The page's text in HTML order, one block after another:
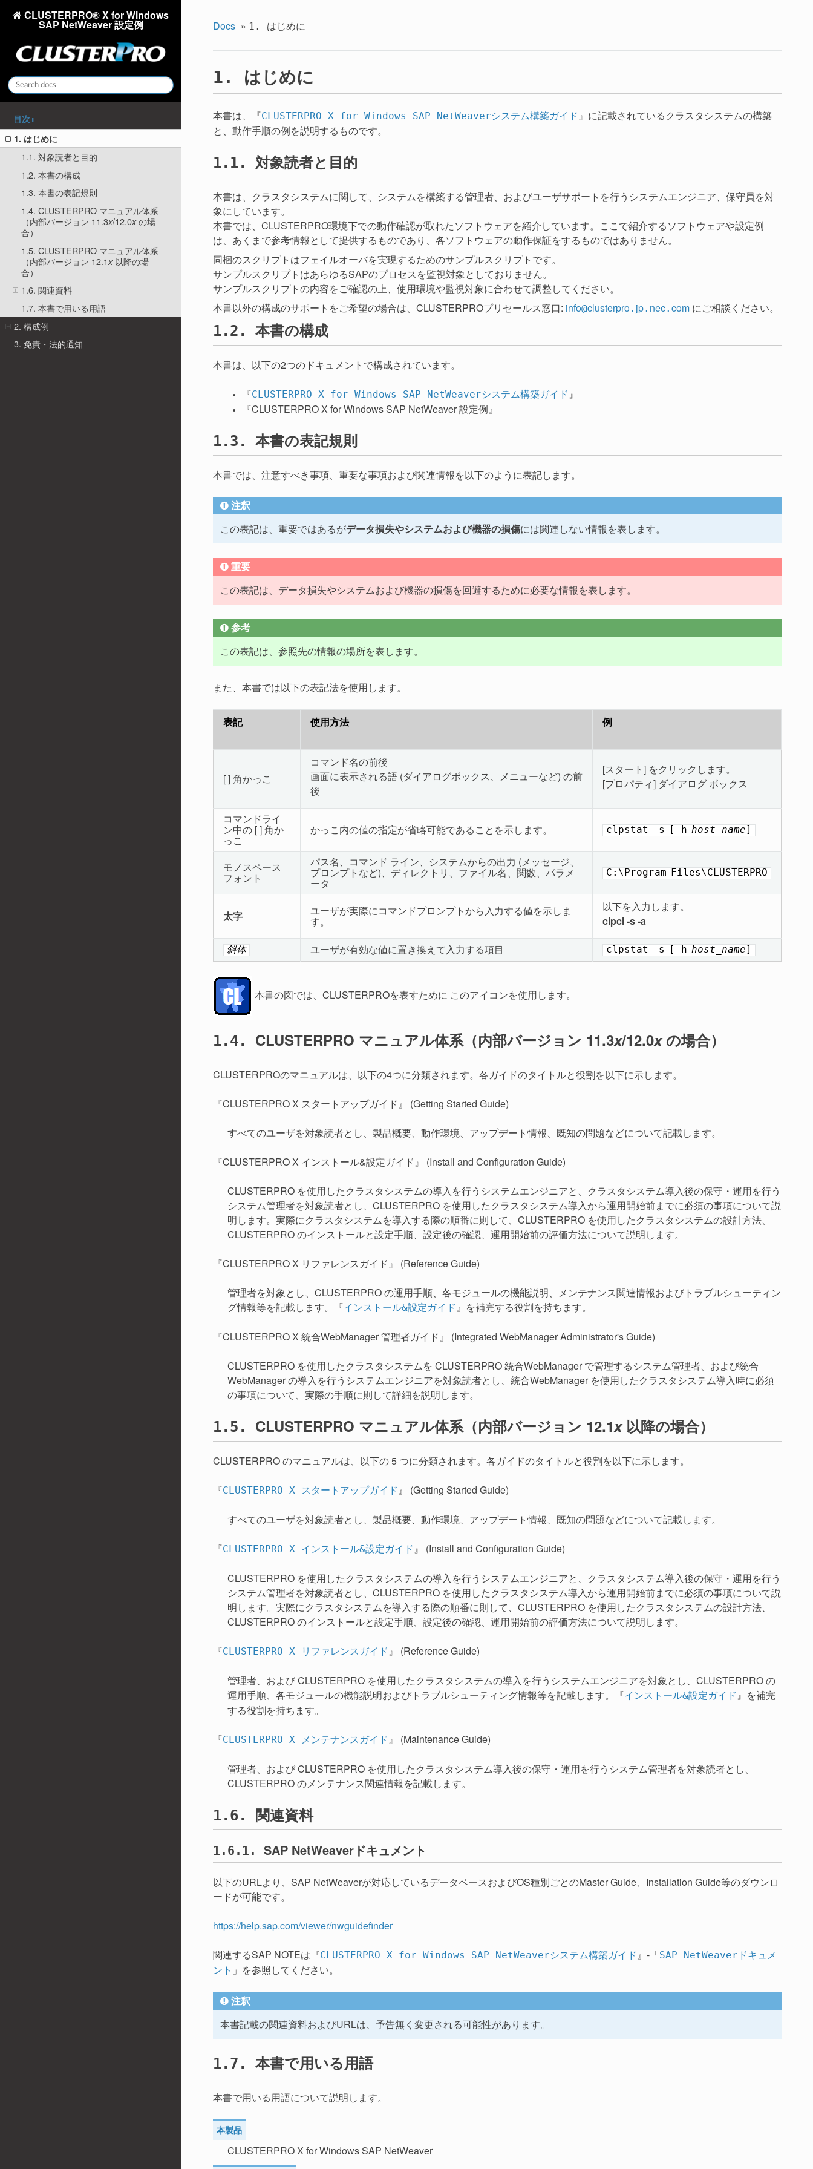
CLUSTERPRO® X for Windows
SAP NetWeaver 設定例
目次:
1. はじめに
1.1. 対象読者と目的
1.2. 本書の構成
1.3. 本書の表記規則
1.4. CLUSTERPRO マニュアル体系
（内部バージョン 11.3x/12.0xの場
合）
1.5. CLUSTERPRO マニュアル体系
（内部バージョン 12.1x以降の場
合）
1.6. 関連資料
1.7. 本書で用いる用語
2. 構成例
3. 免責・法的通知
Docs » 1. はじめに
1. はじめに
本書は、『CLUSTERPRO X for Windows SAP NetWeaverシステム構築ガイド 』に記載されているクラスタシステムの構築
と、動作手順の例を説明するものです。
1.1. 対象読者と目的
本書は、クラスタシステムに関して、システムを構築する管理者、およびユーザサポートを行うシステムエンジニア、保守員を対
象にしています。
本書では、CLUSTERPRO環境下での動作確認が取れたソフトウェアを紹介しています。ここで紹介するソフトウェアや設定例
は、あくまで参考情報として提供するものであり、各ソフトウェアの動作保証をするものではありません。
同梱のスクリプトはフェイルオーバを実現するためのサンプルスクリプトです。
サンプルスクリプトはあらゆるSAPのプロセスを監視対象としておりません。
サンプルスクリプトの内容をご確認の上、使用環境や監視対象に合わせて調整してください。
本書以外の構成のサポートをご希望の場合は、CLUSTERPROプリセールス窓口: info@clusterpro. jp. nec. comにご相談ください。
1.2. 本書の構成
本書は、以下の2つのドキュメントで構成されています。
『CLUSTERPRO X for Windows SAP NetWeaverシステム構築ガイド 』
『CLUSTERPRO X for Windows SAP NetWeaver 設定例』
1.3. 本書の表記規則
本書では、注意すべき事項、重要な事項および関連情報を以下のように表記します。
注釈
この表記は、重要ではあるがデータ損失やシステムおよび機器の損傷には関連しない情報を表します。
重要
この表記は、データ損失やシステムおよび機器の損傷を回避するために必要な情報を表します。
参考
この表記は、参照先の情報の場所を表します。
また、本書では以下の表記法を使用します。
表記 使用方法 例
[ ] 角かっこ
コマンド名の前後
画面に表示される語 (ダイアログボックス、メニューなど) の前
後
[スタート] をクリックします。
[プロパティ] ダイアログ ボックス
コマンドライ
ン中の [ ] 角か
っこ
かっこ内の値の指定が省略可能であることを示します。 clpstat -s [-h host_name]
モノスペース
フォント
パス名、コマンド ライン、システムからの出力 (メッセージ、
プロンプトなど)、ディレクトリ、ファイル名、関数、パラメ
ータ
C:\Program Files\CLUSTERPRO
太字 ユーザが実際にコマンドプロンプトから入力する値を示しま
す。
以下を入力します。
clpcl -s -a
斜体 ユーザが有効な値に置き換えて入力する項目 clpstat -s [-h host_name]
本書の図では、CLUSTERPROを表すために このアイコンを使用します。
1.4. CLUSTERPRO マニュアル体系（内部バージョン 11.3x/12.0xの場合）
CLUSTERPROのマニュアルは、以下の4つに分類されます。各ガイドのタイトルと役割を以下に示します。
『CLUSTERPRO X スタートアップガイド』 (Getting Started Guide)
すべてのユーザを対象読者とし、製品概要、動作環境、アップデート情報、既知の問題などについて記載します。
『CLUSTERPRO X インストール&設定ガイド』 (Install and Configuration Guide)
CLUSTERPRO を使用したクラスタシステムの導入を行うシステムエンジニアと、クラスタシステム導入後の保守・運用を行う
システム管理者を対象読者とし、CLUSTERPRO を使用したクラスタシステム導入から運用開始前までに必須の事項について説
明します。実際にクラスタシステムを導入する際の順番に則して、CLUSTERPRO を使用したクラスタシステムの設計方法、
CLUSTERPRO のインストールと設定手順、設定後の確認、運用開始前の評価方法について説明します。
『CLUSTERPRO X リファレンスガイド』 (Reference Guide)
管理者を対象とし、CLUSTERPRO の運用手順、各モジュールの機能説明、メンテナンス関連情報およびトラブルシューティン
グ情報等を記載します。『インストール&設定ガイド 』を補完する役割を持ちます。
『CLUSTERPRO X 統合WebManager 管理者ガイド』 (Integrated WebManager Administrator's Guide)
CLUSTERPRO を使用したクラスタシステムを CLUSTERPRO 統合WebManager で管理するシステム管理者、および統合
WebManager の導入を行うシステムエンジニアを対象読者とし、統合WebManager を使用したクラスタシステム導入時に必須
の事項について、実際の手順に則して詳細を説明します。
1.5. CLUSTERPRO マニュアル体系（内部バージョン 12.1x以降の場合）
CLUSTERPRO のマニュアルは、以下の 5 つに分類されます。各ガイドのタイトルと役割を以下に示します。
『CLUSTERPRO X スタートアップガイド 』 (Getting Started Guide)
すべてのユーザを対象読者とし、製品概要、動作環境、アップデート情報、既知の問題などについて記載します。
『CLUSTERPRO X インストール&設定ガイド 』 (Install and Configuration Guide)
CLUSTERPRO を使用したクラスタシステムの導入を行うシステムエンジニアと、クラスタシステム導入後の保守・運用を行う
システム管理者を対象読者とし、CLUSTERPRO を使用したクラスタシステム導入から運用開始前までに必須の事項について説
明します。実際にクラスタシステムを導入する際の順番に則して、CLUSTERPRO を使用したクラスタシステムの設計方法、
CLUSTERPRO のインストールと設定手順、設定後の確認、運用開始前の評価方法について説明します。
『CLUSTERPRO X リファレンスガイド 』 (Reference Guide)
管理者、および CLUSTERPRO を使用したクラスタシステムの導入を行うシステムエンジニアを対象とし、CLUSTERPRO の
運用手順、各モジュールの機能説明およびトラブルシューティング情報等を記載します。『インストール&設定ガイド 』を補完
する役割を持ちます。
『CLUSTERPRO X メンテナンスガイド 』 (Maintenance Guide)
管理者、および CLUSTERPRO を使用したクラスタシステム導入後の保守・運用を行うシステム管理者を対象読者とし、
CLUSTERPRO のメンテナンス関連情報を記載します。
1.6. 関連資料
1.6.1. SAP NetWeaverドキュメント
以下のURLより、SAP NetWeaverが対応しているデータベースおよびOS種別ごとのMaster Guide、Installation Guide等のダウンロ
ードが可能です。
https://help.sap.com/viewer/nwguidefinder
関連するSAP NOTEは『CLUSTERPRO X for Windows SAP NetWeaverシステム構築ガイド 』-「SAP NetWeaverドキュメ
ント 」を参照してください。
注釈
本書記載の関連資料およびURLは、予告無く変更される可能性があります。
1.7. 本書で用いる用語
本書で用いる用語について説明します。
本製品
CLUSTERPRO X for Windows SAP NetWeaver